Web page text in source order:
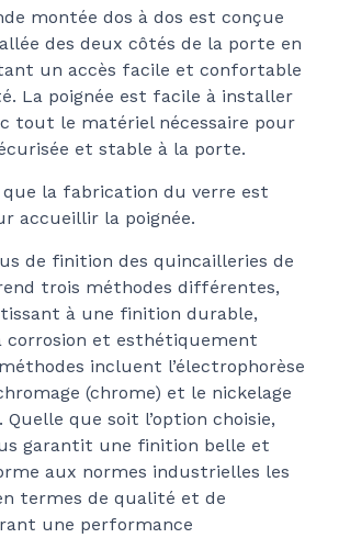
montée dos à dos est conçue
des deux côtés de la porte en
un accès facile et confortable
La poignée est facile à installer
tout le matériel nécessaire pour
et stable à la porte.
la fabrication du verre est
accueillir la poignée.
de finition des quincailleries de
trois méthodes différentes,
à une finition durable,
corrosion et esthétiquement
incluent l’électrophorèse
(chrome) et le nickelage
Quelle que soit l’option choisie,
garantit une finition belle et
aux normes industrielles les
termes de qualité et de
une performance